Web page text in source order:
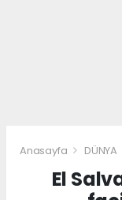
Anasayfa DÜNYA
El